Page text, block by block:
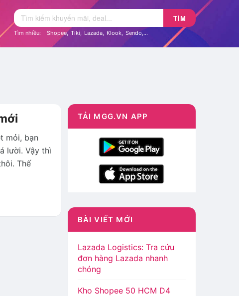
TÌM
Tìm nhiều: Shopee, Tiki, Lazada, Klook, Sendo,...
mỏi, bạn
lười. Vậy thì
Thế
TẢI MGG.VN APP
BÀI VIẾT MỚI
Lazada Logistics: Tra cứu
đơn hàng Lazada nhanh
chóng
Kho Shopee 50 HCM D4